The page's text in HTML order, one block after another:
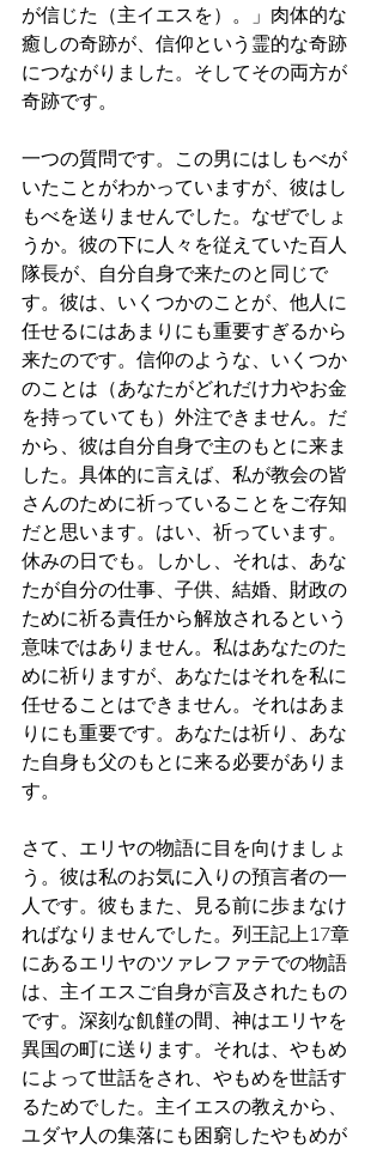
が信じた（主イエスを）。」肉体的な
癒しの奇跡が、信仰という霊的な奇跡
につながりました。そしてその両方が
奇跡です。
一つの質問です。この男にはしもべが
いたことがわかっていますが、彼はし
もべを送りませんでした。なぜでしょ
うか。彼の下に人々を従えていた百人
隊長が、自分自身で来たのと同じで
す。彼は、いくつかのことが、他人に
任せるにはあまりにも重要すぎるから
来たのです。信仰のような、いくつか
のことは（あなたがどれだけ力やお金
を持っていても）外注できません。だ
から、彼は自分自身で主のもとに来ま
した。具体的に言えば、私が教会の皆
さんのために祈っていることをご存知
だと思います。はい、祈っています。
休みの日でも。しかし、それは、あな
たが自分の仕事、子供、結婚、財政の
ために祈る責任から解放されるという
意味ではありません。私はあなたのた
めに祈りますが、あなたはそれを私に
任せることはできません。それはあま
りにも重要です。あなたは祈り、あな
た自身も父のもとに来る必要がありま
す。
さて、エリヤの物語に目を向けましょ
う。彼は私のお気に入りの預言者の一
人です。彼もまた、見る前に歩まなけ
ればなりませんでした。列王記上17章
にあるエリヤのツァレファテでの物語
は、主イエスご自身が言及されたもの
です。深刻な飢饉の間、神はエリヤを
異国の町に送ります。それは、やもめ
によって世話をされ、やもめを世話す
るためでした。主イエスの教えから、
ユダヤ人の集落にも困窮したやもめが